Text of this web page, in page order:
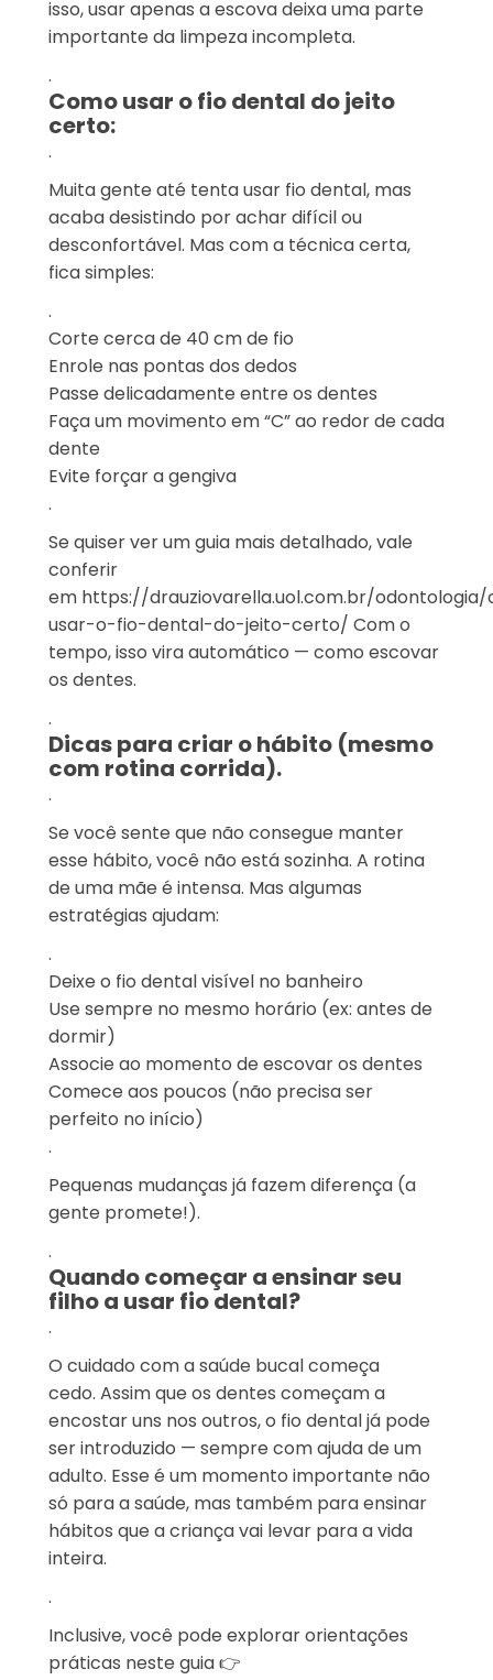
isso, usar apenas a escova deixa uma parte
importante da limpeza incompleta.
.
Como usar o fio dental do jeito
certo:
.
Muita gente até tenta usar fio dental, mas
acaba desistindo por achar difícil ou
desconfortável. Mas com a técnica certa,
fica simples:
.
Corte cerca de 40 cm de fio
Enrole nas pontas dos dedos
Passe delicadamente entre os dentes
Faça um movimento em “C” ao redor de cada
dente
Evite forçar a gengiva
.
Se quiser ver um guia mais detalhado, vale
conferir
em https://drauziovarella.uol.com.br/
usar-o-fio-dental-do-jeito-certo/ Com o
tempo, isso vira automático — como escovar
os dentes.
.
Dicas para criar o hábito (mesmo
com rotina corrida).
.
Se você sente que não consegue manter
esse hábito, você não está sozinha. A rotina
de uma mãe é intensa. Mas algumas
estratégias ajudam:
.
Deixe o fio dental visível no banheiro
Use sempre no mesmo horário (ex: antes de
dormir)
Associe ao momento de escovar os dentes
Comece aos poucos (não precisa ser
perfeito no início)
.
Pequenas mudanças já fazem diferença (a
gente promete!).
.
Quando começar a ensinar seu
filho a usar fio dental?
.
O cuidado com a saúde bucal começa
cedo. Assim que os dentes começam a
encostar uns nos outros, o fio dental já pode
ser introduzido — sempre com ajuda de um
adulto. Esse é um momento importante não
só para a saúde, mas também para ensinar
hábitos que a criança vai levar para a vida
inteira.
.
Inclusive, você pode explorar orientações
práticas neste guia 👉